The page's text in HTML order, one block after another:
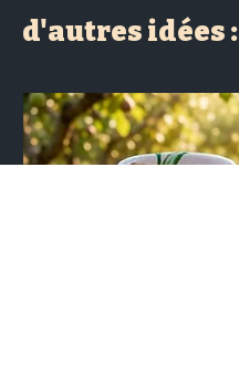
d'autres idées :